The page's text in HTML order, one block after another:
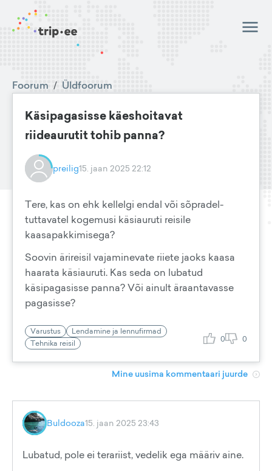
Foorum / Üldfoorum
Käsipagasisse käeshoitavat
riideaurutit tohib panna?
preilig15. jaan 2025 22:12
Tere, kas on ehk kellelgi endal või sõpradel-
tuttavatel kogemusi käsiauruti reisile
kaasapakkimisega?
Soovin ärireisil vajaminevate riiete jaoks kaasa
haarata käsiauruti. Kas seda on lubatud
käsipagasisse panna? Või ainult äraantavasse
pagasisse?
Varustus
Lendamine ja lennufirmad
Tehnika reisil
0 0
Mine uusima kommentaari juurde
Buldooza15. jaan 2025 23:43
Lubatud, pole ei terariist, vedelik ega määriv aine.